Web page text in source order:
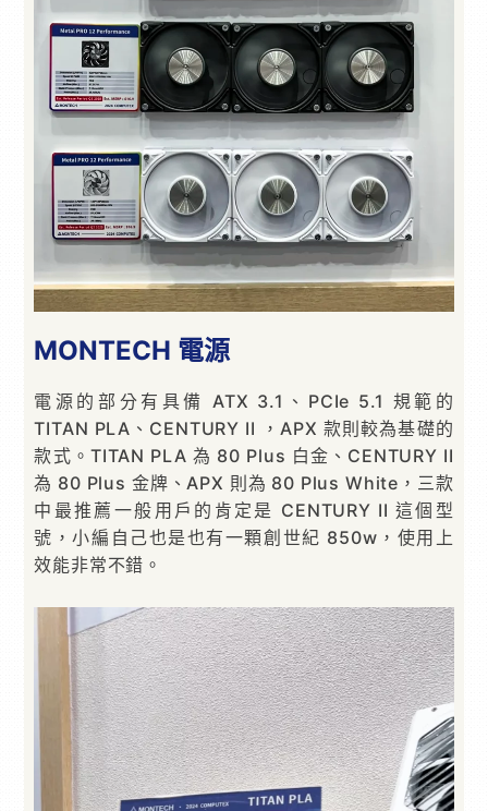
MONTECH 電源
電源的部分有具備 ATX 3.1、PCIe 5.1 規範的
TITAN PLA、CENTURY II ，APX 款則較為基礎的
款式。TITAN PLA 為 80 Plus 白金、CENTURY II
為 80 Plus 金牌、APX 則為 80 Plus White，三款
中最推薦一般用戶的肯定是 CENTURY II 這個型
號，小編自己也是也有一顆創世紀 850w，使用上
效能非常不錯。